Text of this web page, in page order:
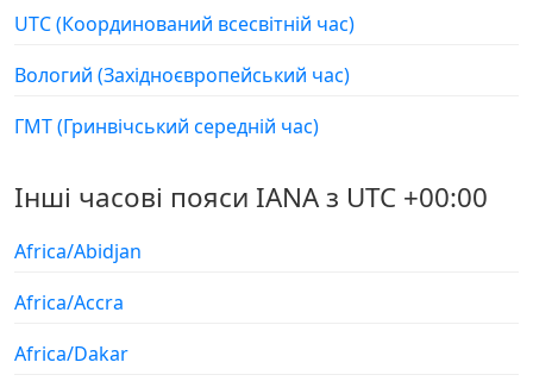
UTC (Координований всесвітній час)
Вологий (Західноєвропейський час)
ГМТ (Гринвічський середній час)
Інші часові пояси IANA з UTC +00:00
Africa/Abidjan
Africa/Accra
Africa/Dakar